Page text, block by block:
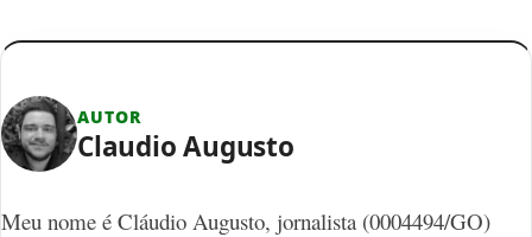
AUTOR
Claudio Augusto
Meu nome é Cláudio Augusto, jornalista (0004494/GO)